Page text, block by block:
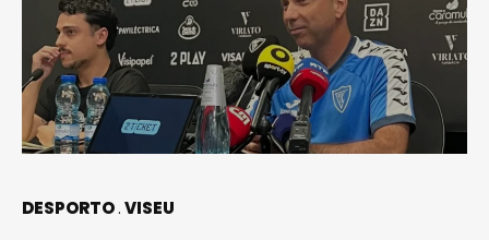
DESPORTO VISEU